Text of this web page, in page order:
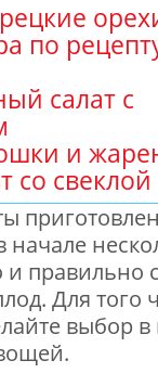
по
салат с
и
со
начале
правильно
Для того
выбор в